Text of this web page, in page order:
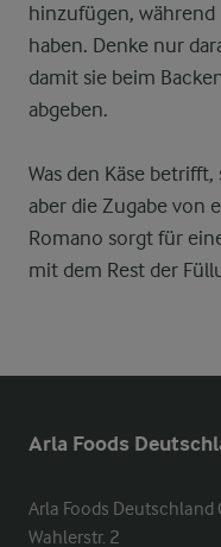
hinzufügen, während
haben. Denke nur
damit sie beim
abgeben.
Was den Käse
aber die Zugabe von
Romano sorgt für
mit dem Rest der
Arla Foods
Arla Foods Deutschland
Wahlerstr. 2